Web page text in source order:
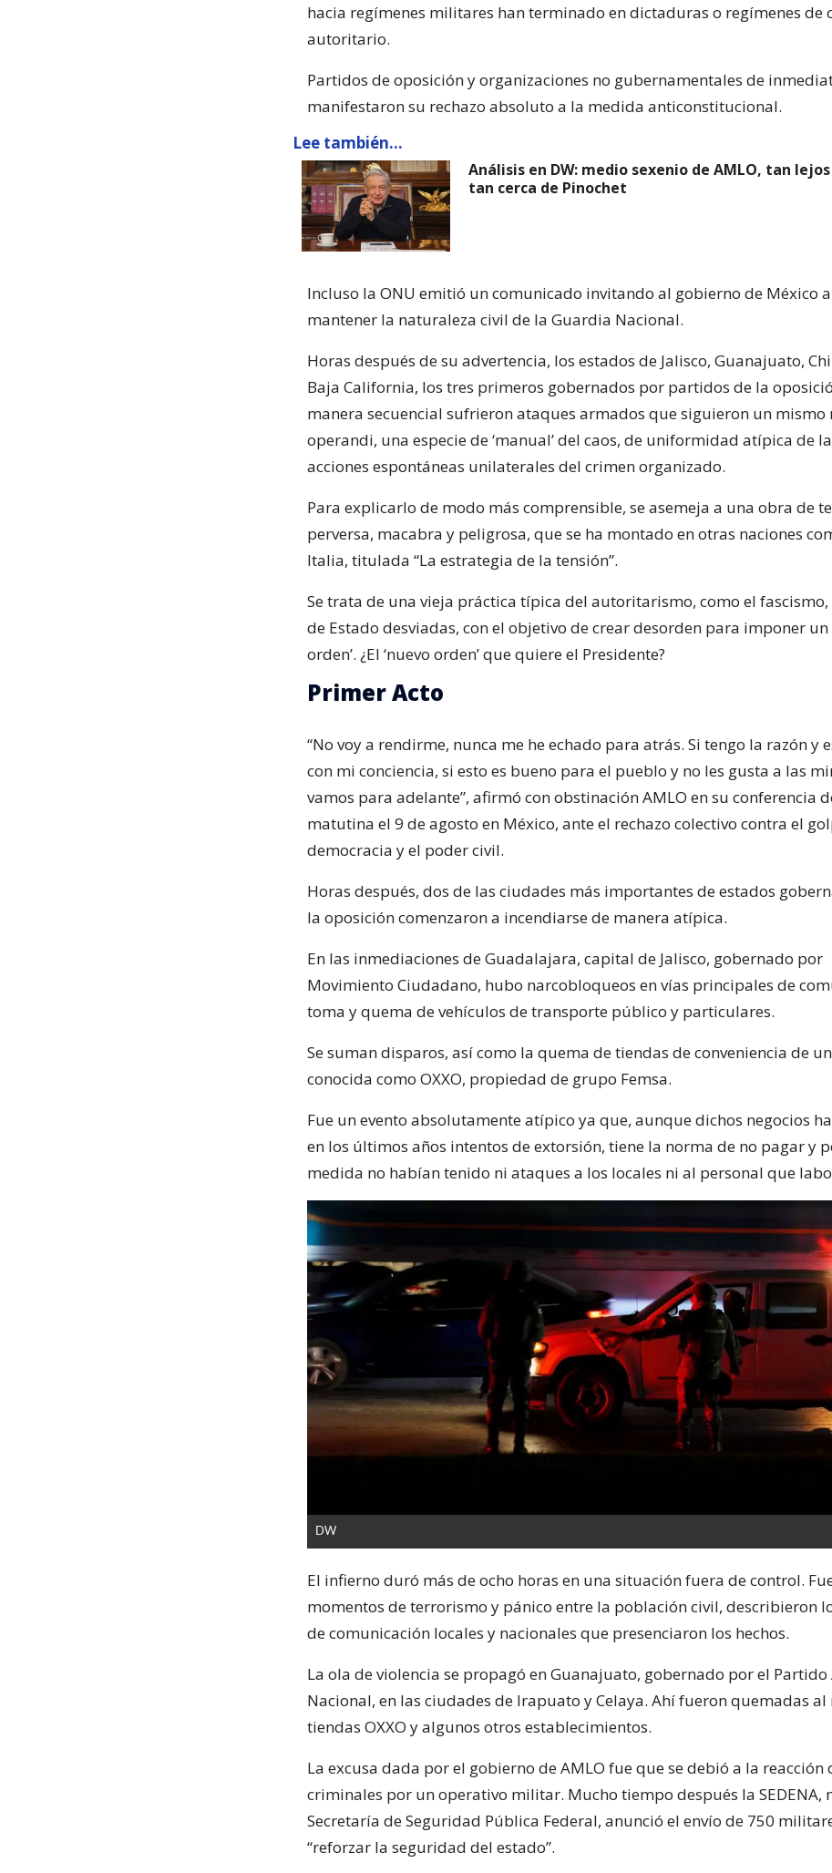
hacia regímenes militares han terminado en dictaduras o regímenes de
autoritario.
Partidos de oposición y organizaciones no gubernamentales de
manifestaron su rechazo absoluto a la medida anticonstitucional.
Lee también...
Análisis en DW: medio sexenio de AMLO, tan
tan cerca de Pinochet
Incluso la ONU emitió un comunicado invitando al gobierno de México a
mantener la naturaleza civil de la Guardia Nacional.
Horas después de su advertencia, los estados de Jalisco, Guanajuato,
Baja California, los tres primeros gobernados por partidos de la
manera secuencial sufrieron ataques armados que siguieron un mismo
operandi, una especie de ‘manual’ del caos, de uniformidad atípica de
acciones espontáneas unilaterales del crimen organizado.
Para explicarlo de modo más comprensible, se asemeja a una obra de
perversa, macabra y peligrosa, que se ha montado en otras naciones
Italia, titulada “La estrategia de la tensión”.
Se trata de una vieja práctica típica del autoritarismo, como el fascismo,
de Estado desviadas, con el objetivo de crear desorden para imponer un
orden’. ¿El ‘nuevo orden’ que quiere el Presidente?
Primer Acto
“No voy a rendirme, nunca me he echado para atrás. Si tengo la razón y
con mi conciencia, si esto es bueno para el pueblo y no les gusta a las
vamos para adelante”, afirmó con obstinación AMLO en su conferencia
matutina el 9 de agosto en México, ante el rechazo colectivo contra el
democracia y el poder civil.
Horas después, dos de las ciudades más importantes de estados
la oposición comenzaron a incendiarse de manera atípica.
En las inmediaciones de Guadalajara, capital de Jalisco, gobernado por
Movimiento Ciudadano, hubo narcobloqueos en vías principales de
toma y quema de vehículos de transporte público y particulares.
Se suman disparos, así como la quema de tiendas de conveniencia de
conocida como OXXO, propiedad de grupo Femsa.
Fue un evento absolutamente atípico ya que, aunque dichos negocios
en los últimos años intentos de extorsión, tiene la norma de no pagar y
medida no habían tenido ni ataques a los locales ni al personal que
DW
El infierno duró más de ocho horas en una situación fuera de control.
momentos de terrorismo y pánico entre la población civil, describieron
de comunicación locales y nacionales que presenciaron los hechos.
La ola de violencia se propagó en Guanajuato, gobernado por el Partido
Nacional, en las ciudades de Irapuato y Celaya. Ahí fueron quemadas al
tiendas OXXO y algunos otros establecimientos.
La excusa dada por el gobierno de AMLO fue que se debió a la reacción
criminales por un operativo militar. Mucho tiempo después la SEDENA,
Secretaría de Seguridad Pública Federal, anunció el envío de 750
“reforzar la seguridad del estado”.